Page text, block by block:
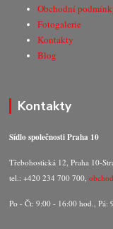
Obchodní
Fotogalerie
Kontakty
Blog
Kontakty
Sídlo společnosti Praha 10
Třebohostická 12, Praha 10-
tel.: +420 234 700 700,
Po - Čt: 9:00 - 16:00 hod., Pá: